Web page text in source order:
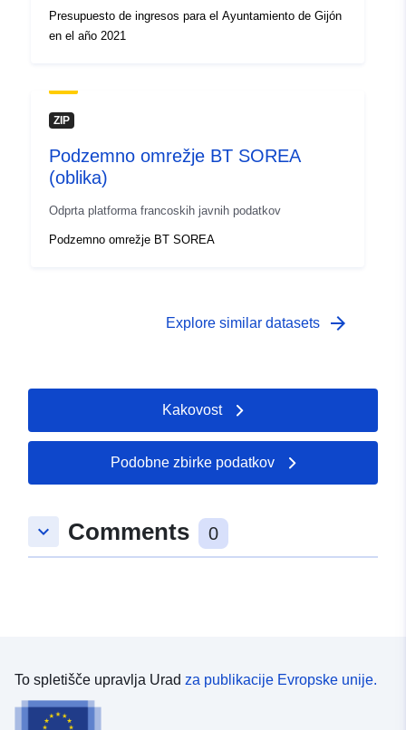
Presupuesto de ingresos para el Ayuntamiento de Gijón
en el año 2021
ZIP
Podzemno omrežje BT SOREA
(oblika)
Odprta platforma francoskih javnih podatkov
Podzemno omrežje BT SOREA
Explore similar datasets arrow_forward
Kakovost
Podobne zbirke podatkov
keyboard_arrow_down Comments 0
To spletišče upravlja Urad za publikacije Evropske unije.